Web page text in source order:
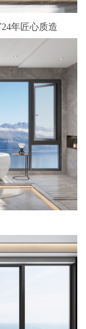
年匠心质造